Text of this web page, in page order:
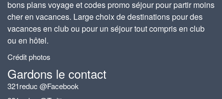
bons plans voyage et codes promo séjour pour partir moins
cher en vacances. Large choix de destinations pour des
vacances en club ou pour un séjour tout compris en club
ou en hôtel.
Crédit photos
Gardons le contact
321reduc @Facebook